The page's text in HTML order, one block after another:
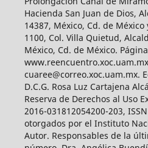
Hacienda San Juan de Dios,
14387, México, Cd. de
1100, Col. Villa Quietud,
México, Cd. de México.
cuaree@correo.xoc.uam.mx.
D.C.G. Rosa Luz Cartajena
Reserva de Derechos al Uso
2016-031812054200-203,
otorgados por el Instituto
Autor. Responsables de la